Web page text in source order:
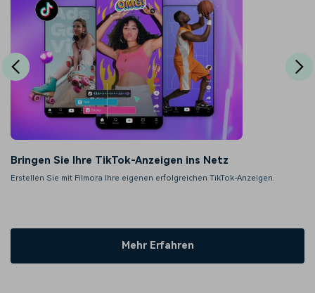
Bringen Sie Ihre TikTok-Anzeigen ins Netz
Erstellen Sie mit Filmora Ihre eigenen erfolgreichen TikTok-Anzeigen.
Mehr Erfahren